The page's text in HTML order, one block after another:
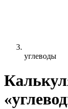
углеводы